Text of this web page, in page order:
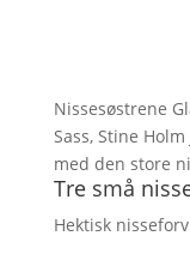
Nissesøstrene
Sass, Stine
med den store
Tre små
Hektisk